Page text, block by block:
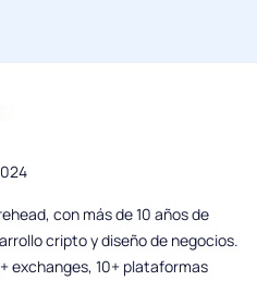
con más de 10 años de
cripto y diseño de negocios.
exchanges, 10+ plataformas